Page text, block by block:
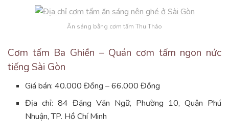
Ăn sáng bằng cơm tấm Thu Thảo
Cơm tấm Ba Ghiền – Quán cơm tấm ngon nức
tiếng Sài Gòn
Giá bán: 40.000 Đồng – 66.000 Đồng
Địa chỉ: 84 Đặng Văn Ngữ, Phường 10, Quận Phú
Nhuận, TP. Hồ Chí Minh